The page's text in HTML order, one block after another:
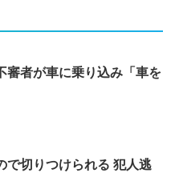
審者が車に乗り込み「車を
で切りつけられる 犯人逃